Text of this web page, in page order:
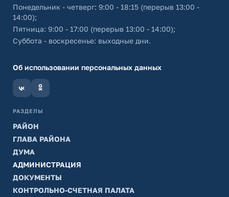
Понедельник - четверг: 9:00 - 18:15 (перерыв 13:00 -
14:00);
Пятница: 9:00 - 17:00 (перерыв 13:00 - 14:00);
Суббота - воскресенье: выходные дни.
Об использовании персональных данных
РАЗДЕЛЫ
РАЙОН
ГЛАВА РАЙОНА
ДУМА
АДМИНИСТРАЦИЯ
ДОКУМЕНТЫ
КОНТРОЛЬНО-СЧЕТНАЯ ПАЛАТА